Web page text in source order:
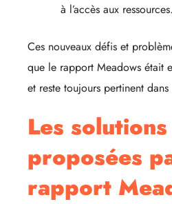
à l’accès aux ressources.
Ces nouveaux défis et
que le rapport Meadows était
et reste toujours pertinent
Les solutions
proposées
rapport